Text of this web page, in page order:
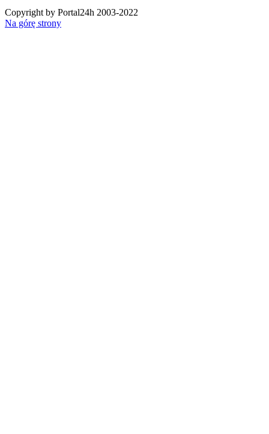
Copyright by Portal24h 2003-2022
Na górę strony